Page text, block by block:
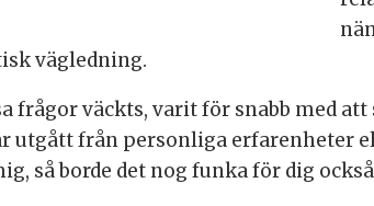
vägledning.
frågor väckts, varit för snabb med
utgått från personliga erfarenheter
så borde det nog funka för dig